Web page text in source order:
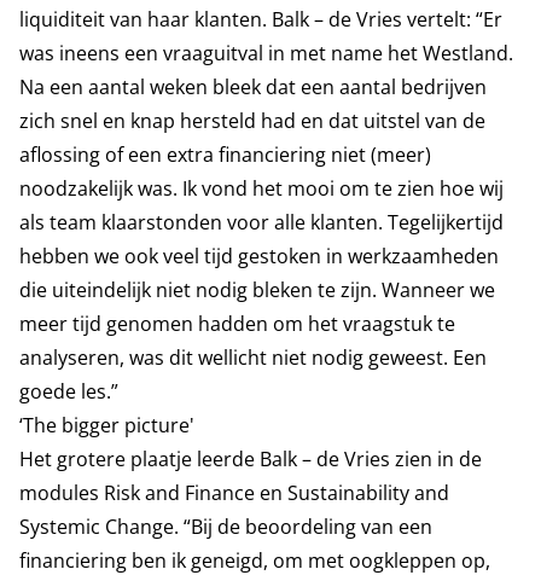
liquiditeit van haar klanten. Balk – de Vries vertelt: “Er
was ineens een vraaguitval in met name het Westland.
Na een aantal weken bleek dat een aantal bedrijven
zich snel en knap hersteld had en dat uitstel van de
aflossing of een extra financiering niet (meer)
noodzakelijk was. Ik vond het mooi om te zien hoe wij
als team klaarstonden voor alle klanten. Tegelijkertijd
hebben we ook veel tijd gestoken in werkzaamheden
die uiteindelijk niet nodig bleken te zijn. Wanneer we
meer tijd genomen hadden om het vraagstuk te
analyseren, was dit wellicht niet nodig geweest. Een
goede les.”
‘The bigger picture'
Het grotere plaatje leerde Balk – de Vries zien in de
modules Risk and Finance en Sustainability and
Systemic Change. “Bij de beoordeling van een
financiering ben ik geneigd, om met oogkleppen op,